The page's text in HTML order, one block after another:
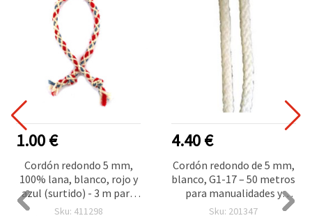
1.00 €
Cordón redondo 5 mm,
100% lana, blanco, rojo y
azul (surtido) - 3 m para
manualidades
Sku: 411298
4.40 €
Cordón redondo de 5 mm,
blanco, G1-17 – 50 metros
para manualidades y
artesanía
Sku: 201347